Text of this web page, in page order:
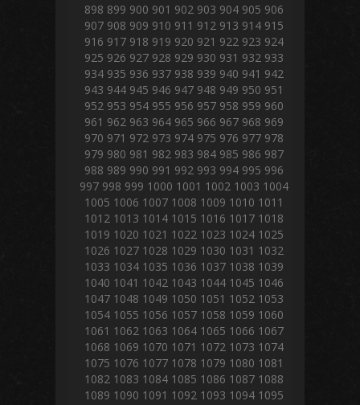
898 899 900 901 902 903 904 905 906
907 908 909 910 911 912 913 914 915
916 917 918 919 920 921 922 923 924
925 926 927 928 929 930 931 932 933
934 935 936 937 938 939 940 941 942
943 944 945 946 947 948 949 950 951
952 953 954 955 956 957 958 959 960
961 962 963 964 965 966 967 968 969
970 971 972 973 974 975 976 977 978
979 980 981 982 983 984 985 986 987
988 989 990 991 992 993 994 995 996
997 998 999 1000 1001 1002 1003 1004
1005 1006 1007 1008 1009 1010 1011
1012 1013 1014 1015 1016 1017 1018
1019 1020 1021 1022 1023 1024 1025
1026 1027 1028 1029 1030 1031 1032
1033 1034 1035 1036 1037 1038 1039
1040 1041 1042 1043 1044 1045 1046
1047 1048 1049 1050 1051 1052 1053
1054 1055 1056 1057 1058 1059 1060
1061 1062 1063 1064 1065 1066 1067
1068 1069 1070 1071 1072 1073 1074
1075 1076 1077 1078 1079 1080 1081
1082 1083 1084 1085 1086 1087 1088
1089 1090 1091 1092 1093 1094 1095